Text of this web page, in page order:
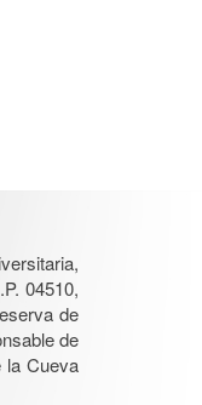
04510,
de
de
la Cueva